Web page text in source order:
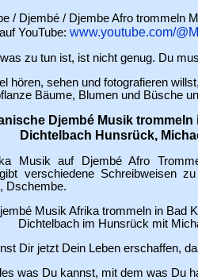
/ Djembé / Djembe Afro trommeln
auf YouTube:www.youtube.com/
zu tun ist, ist nicht genug. Du
hören, sehen und fotografieren
Bäume, Blumen und Büsche
Djembé Musik trommeln
Dichtelbach Hunsrück,
Musik auf Djembé Afro
verschiedene Schreibweisen
Dschembe.
Musik Afrika trommeln in Bad
Dichtelbach im Hunsrück mit
Dir jetzt Dein Leben erschaffen,
was Du kannst, mit dem was Du